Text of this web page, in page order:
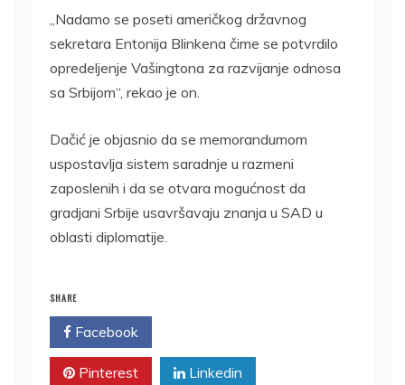
„Nadamo se poseti američkog državnog
sekretara Entonija Blinkena čime se potvrdilo
opredeljenje Vašingtona za razvijanje odnosa
sa Srbijom“, rekao je on.
Dačić je objasnio da se memorandumom
uspostavlja sistem saradnje u razmeni
zaposlenih i da se otvara mogućnost da
gradjani Srbije usavršavaju znanja u SAD u
oblasti diplomatije.
SHARE
Facebook
Pinterest Linkedin